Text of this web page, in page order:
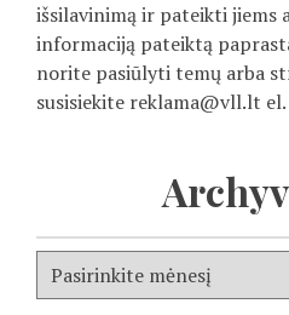
išsilavinimą ir pateikti jiems
informaciją pateiktą
norite pasiūlyti temų arba
susisiekite reklama@vll.lt